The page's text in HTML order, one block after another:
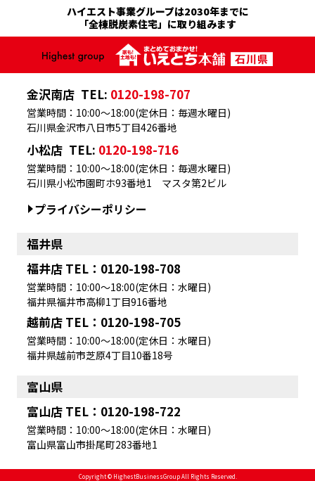
ハイエスト事業グループは2030年までに
「全棟脱炭素住宅」に取り組みます
金沢南店 TEL: 0120-198-707
石川県金沢市八日市5丁目426番地
営業時間：10:00～18:00(定休日：毎週水曜日)
小松店 TEL: 0120-198-716
石川県小松市園町ホ93番地1 マスタ第2ビル
営業時間：10:00～18:00(定休日：毎週水曜日)
プライバシーポリシー
福井県
福井店 TEL：0120-198-708
営業時間：10:00～18:00(定休日：水曜日)
福井県福井市高柳1丁目916番地
越前店 TEL：0120-198-705
営業時間：10:00～18:00(定休日：水曜日)
福井県越前市芝原4丁目10番18号
富山県
富山店 TEL：0120-198-722
営業時間：10:00～18:00(定休日：水曜日)
富山県富山市掛尾町283番地1
Copyright © HighestBusinessGroup All Rights Reserved.